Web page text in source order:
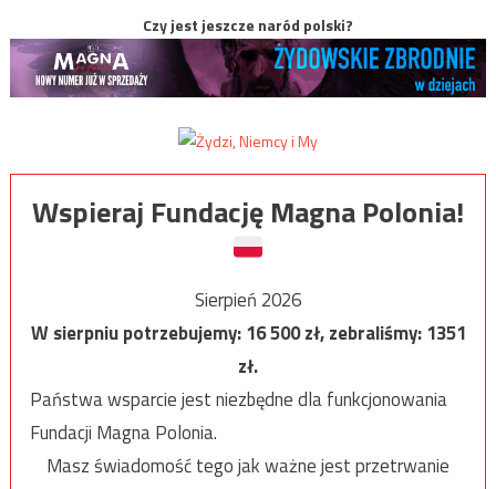
Czy jest jeszcze naród polski?
Wspieraj Fundację Magna Polonia!
Sierpień 2026
W sierpniu potrzebujemy:16 500zł, zebraliśmy:1351
zł.
Państwa wsparcie jest niezbędne dla funkcjonowania
Fundacji Magna Polonia.
Masz świadomość tego jak ważne jest przetrwanie